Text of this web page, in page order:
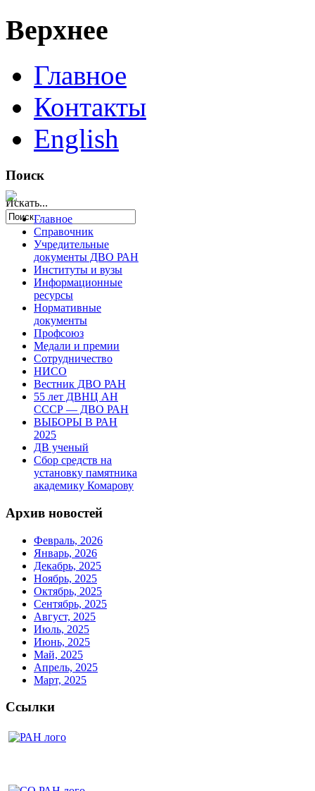
Верхнее
Главное
Контакты
English
Поиск
Искать...
Главное
Справочник
Учредительные
документы ДВО РАН
Институты и вузы
Информационные
ресурсы
Нормативные
документы
Профсоюз
Медали и премии
Сотрудничество
НИСО
Вестник ДВО РАН
55 лет ДВНЦ АН
СССР — ДВО РАН
ВЫБОРЫ В РАН
2025
ДВ ученый
Сбор средств на
установку памятника
академику Комарову
Архив новостей
Февраль, 2026
Январь, 2026
Декабрь, 2025
Ноябрь, 2025
Октябрь, 2025
Сентябрь, 2025
Август, 2025
Июль, 2025
Июнь, 2025
Май, 2025
Апрель, 2025
Март, 2025
Ссылки